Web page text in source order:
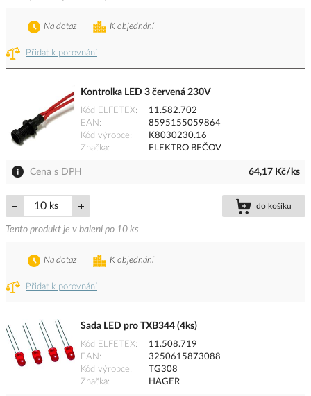
Přidat k porovnání
K objednání
Na dotaz
Kontrolka LED 3 červená 230V
Kód ELFETEX
11.582.702
EAN
8595155059864
Kód výrobce
K8030230.16
Značka
ELEKTRO BEČOV
Cena s DPH 64,17 Kč/ks
ks do košíku
Tento produkt je v balení po 10 ks
Přidat k porovnání
K objednání
Na dotaz
Sada LED pro TXB344 (4ks)
Kód ELFETEX
11.508.719
EAN
3250615873088
Kód výrobce
TG308
Značka
HAGER